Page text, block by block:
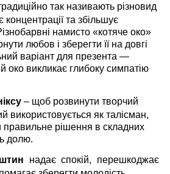
так називають різновид
та збільшує
намисто «котяче око»
любов і зберегти її на довгі
варіант для презента —
око викликає глибоку симпатію
– щоб розвинути творчий
використовується як талісман,
правильне рішення в складних
долю.
надає спокій, перешкоджає